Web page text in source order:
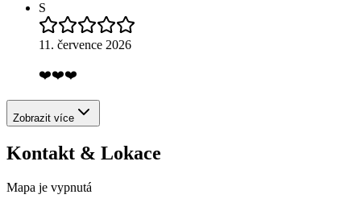
S
11. července 2026
❤️❤️❤️
Zobrazit více
Kontakt & Lokace
Mapa je vypnutá